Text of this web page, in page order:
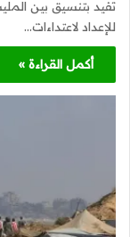
تفيد بتنسيق بين
للإعداد لاعتداءات…
أكمل القراءة »